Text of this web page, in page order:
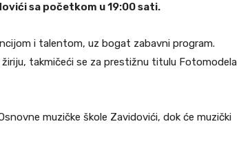
sa početkom u 19:00 sati.
i talentom, uz bogat zabavni program.
takmičeći se za prestižnu titulu Fotomodela
muzičke škole Zavidovići, dok će muzički